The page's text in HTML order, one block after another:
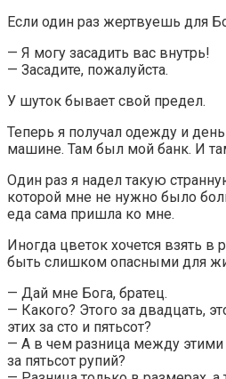
Если один раз жертвуешь для
— Я могу засадить вас внутрь!
— Засадите, пожалуйста.
У шуток бывает свой предел.
Теперь я получал одежду и
машине. Там был мой банк. И
Один раз я надел такую
которой мне не нужно было
еда сама пришла ко мне.
Иногда цветок хочется взять в
быть слишком опасными для
— Дай мне Бога, братец.
— Какого? Этого за двадцать,
этих за сто и пятьсот?
— А в чем разница между этими
за пятьсот рупий?